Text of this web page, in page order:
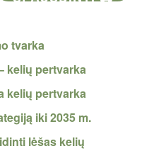
tvarka
kelių pertvarka
kelių pertvarka
iki 2035 m.
lėšas kelių